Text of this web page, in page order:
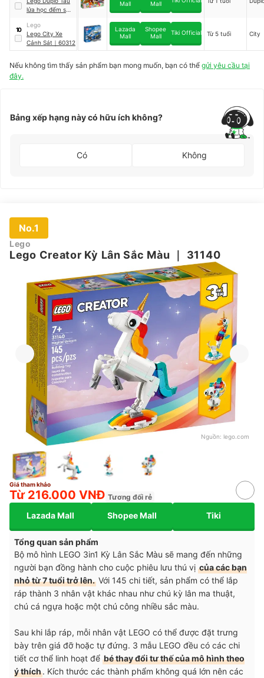
lửa học đếm số
Mall
Mall
10
Lego
Lego City Xe
Cảnh Sát ｜ 60312
Lazada
Mall
Shopee
Mall
Tiki Official Từ 5 tuổi City
Nếu không tìm thấy sản phẩm bạn mong muốn, bạn có thể gửi yêu cầu tại
đây.
Bảng xếp hạng này có hữu ích không?
Có Không
No.1
Lego
Lego Creator Kỳ Lân Sắc Màu ｜ 31140
Nguồn: lego.com
Giá tham khảo
Từ 216.000 VNĐ Tương đối rẻ
Lazada Mall Shopee Mall Tiki
Tổng quan sản phẩm
Bộ mô hình LEGO 3in1 Kỳ Lân Sắc Màu sẽ mang đến những
người bạn đồng hành cho cuộc phiêu lưu thú vị của các bạn
nhỏ từ 7 tuổi trở lên. Với 145 chi tiết, sản phẩm có thể lắp
ráp thành 3 nhân vật khác nhau như chú kỳ lân ma thuật,
chú cá ngựa hoặc một chú công nhiều sắc màu.
Sau khi lắp ráp, mỗi nhân vật LEGO có thể được đặt trưng
bày trên giá đỡ hoặc tự đứng. 3 mẫu LEGO đều có các chi
tiết cơ thể linh hoạt để bé thay đổi tư thế của mô hình theo
ý thích. Kích thước các thành phẩm không quá lớn nên các